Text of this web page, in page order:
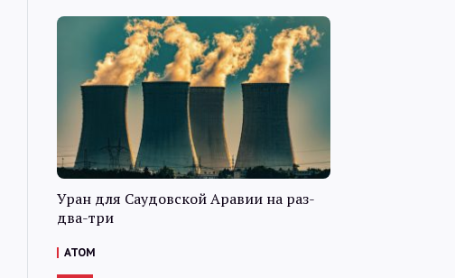
Уран для Саудовской Аравии на раз-
два-три
АТОМ